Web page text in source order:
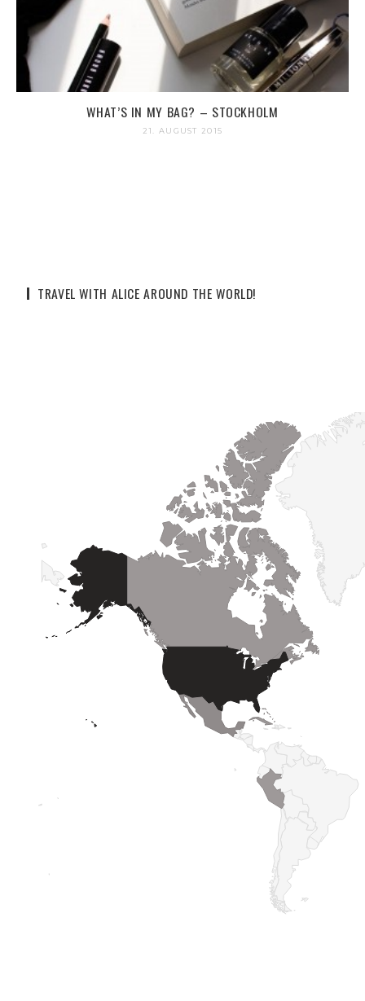
WHAT’S IN MY BAG? – STOCKHOLM
21. AUGUST 2015
TRAVEL WITH ALICE AROUND THE WORLD!